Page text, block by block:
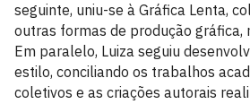
seguinte, uniu-se à Gráfica Lenta,
outras formas de produção gráfica,
Em paralelo, Luiza seguiu
estilo, conciliando os trabalhos
coletivos e as criações autorais